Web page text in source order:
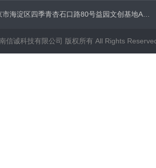
信诚科技有限公司 版权所有 All Rights